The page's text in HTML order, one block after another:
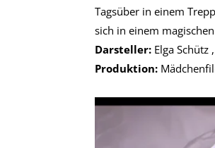
Tagsüber in einem
sich in einem
Darsteller: Elga Schütz
Produktion: